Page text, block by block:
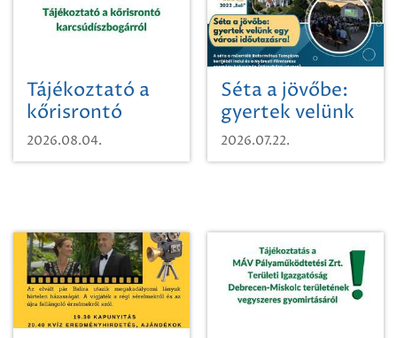
Tájékoztató a
kőrisrontó
karcsúdíszbogárról
2026.08.04.
Séta a jövőbe:
gyertek velünk
egy városi
időutazásra!
2026.07.22.